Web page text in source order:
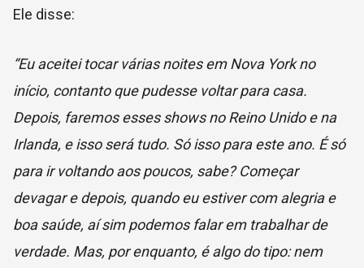
Ele disse:
“Eu aceitei tocar várias noites em Nova York no
início, contanto que pudesse voltar para casa.
Depois, faremos esses shows no Reino Unido e na
Irlanda, e isso será tudo. Só isso para este ano. É só
para ir voltando aos poucos, sabe? Começar
devagar e depois, quando eu estiver com alegria e
boa saúde, aí sim podemos falar em trabalhar de
verdade. Mas, por enquanto, é algo do tipo: nem